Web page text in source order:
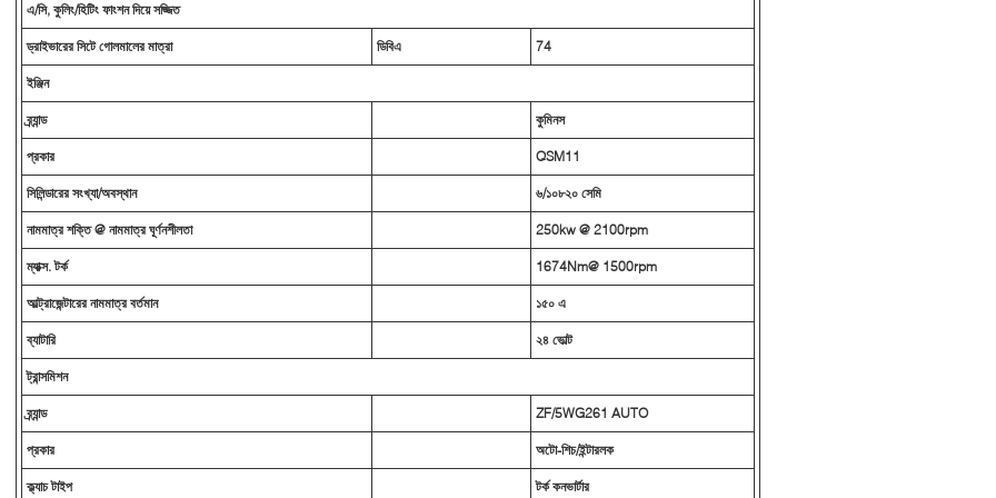
এ/সি, কুলিং/হিটিং ফাংশন দিয়ে সজ্জিত
ড্রাইভারের সিটে গোলমালের মাত্রা ডিবিএ 74
ইঞ্জিন
ব্র্যান্ড কুমিনস
প্রকার QSM11
সিলিন্ডারের সংখ্যা/অবস্থান ৬/১০৮২০ সেমি
নামমাত্র শক্তি @ নামমাত্র ঘূর্ণনশীলতা 250kw @ 2100rpm
ম্যাক্স. টর্ক 1674Nm@ 1500rpm
আল্ট্রাজেন্টারের নামমাত্র বর্তমান ১৫০ এ
ব্যাটারি ২৪ ভোল্ট
ট্রান্সমিশন
ব্র্যান্ড ZF/5WG261 AUTO
প্রকার অটো-শিচ/ইন্টারলক
ক্ল্যাচ টাইপ টর্ক কনভার্টার